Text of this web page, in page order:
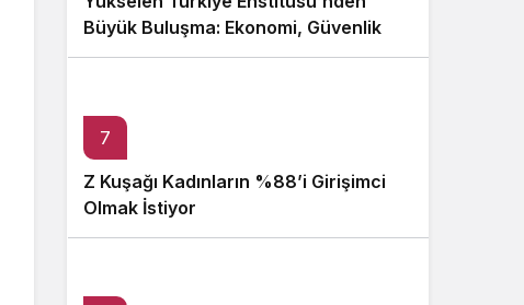
Büyük Buluşma: Ekonomi, Güvenlik
Politikaları ve Hukuk Konferansı
7
Z Kuşağı Kadınların %88’i Girişimci
Olmak İstiyor